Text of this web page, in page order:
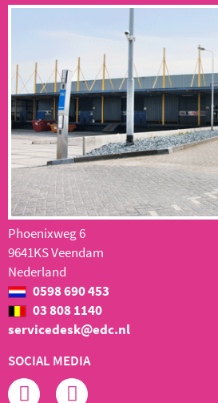
Phoenixweg 6
9641KS Veendam
Nederland
0598 690 453
03 808 1140
servicedesk@edc.nl
SOCIAL MEDIA